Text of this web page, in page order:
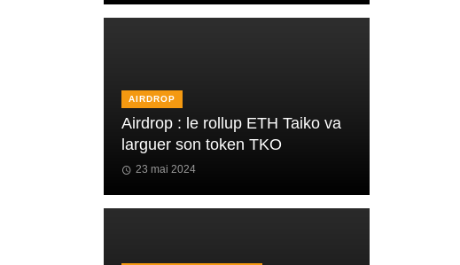
AIRDROP
Airdrop : le rollup ETH Taiko va
larguer son token TKO
23 mai 2024